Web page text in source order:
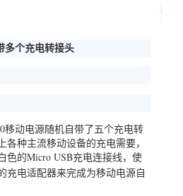
多个充电转接头
动电源随机自带了五个充电转
种主流移动设备的充电需要，
色的Micro USB充电连接线，使
充电适配器来完成为移动电源自